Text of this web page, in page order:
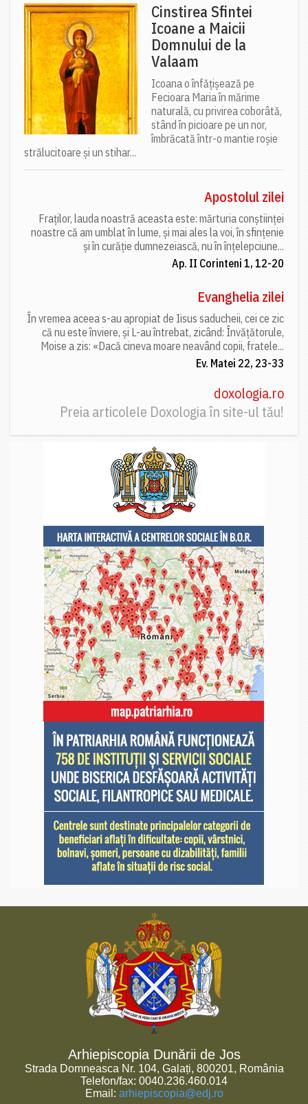
Cinstirea Sfintei
Icoane a Maicii
Domnului de la
Valaam
Icoana o înfățișează pe
Fecioara Maria în mărime
naturală, cu privirea coborâtă,
stând în picioare pe un nor,
îmbrăcată într-o mantie roșie
strălucitoare și un stihar...
Apostolul zilei
Fraților, lauda noastră aceasta este: mărturia conștiinței
noastre că am umblat în lume, și mai ales la voi, în sfințenie
și în curăție dumnezeiască, nu în înțelepciune...
Ap. II Corinteni 1, 12-20
Evanghelia zilei
În vremea aceea s-au apropiat de Iisus saducheii, cei ce zic
că nu este înviere, și L-au întrebat, zicând: Învățătorule,
Moise a zis: «Dacă cineva moare neavând copii, fratele...
Ev. Matei 22, 23-33
doxologia.ro
Preia articolele Doxologia în site-ul tău!
Arhiepiscopia Dunării de Jos
Strada Domneasca Nr. 104, Galați, 800201, România
Telefon/fax: 0040.236.460.014
Email: arhiepiscopia@edj.ro